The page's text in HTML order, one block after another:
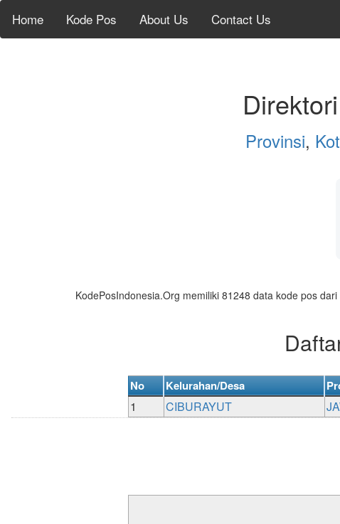
Home Kode Pos About Us Contact Us
Provinsi,
KodePosIndonesia.Org memiliki 81248 data kode pos
No Kelurahan/Desa
1 CIBURAYUT